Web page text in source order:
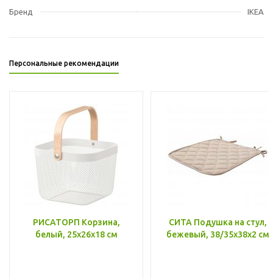
Бренд IKEA
Персональные рекомендации
РИСАТОРП Корзина,
белый, 25x26x18 см
СИТА Подушка на стул,
бежевый, 38/35x38x2 см